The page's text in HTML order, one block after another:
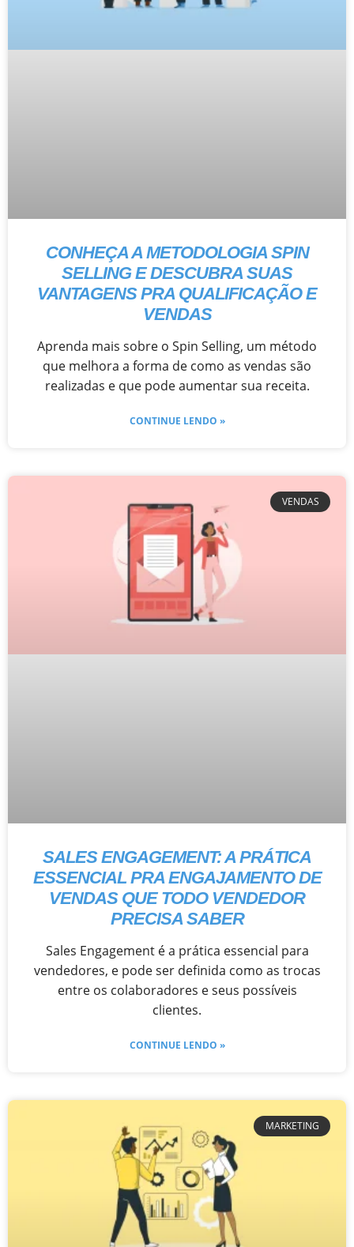
CONHEÇA A METODOLOGIA SPIN
SELLING E DESCUBRA SUAS
VANTAGENS PRA QUALIFICAÇÃO E
VENDAS
Aprenda mais sobre o Spin Selling, um método
que melhora a forma de como as vendas são
realizadas e que pode aumentar sua receita.
CONTINUE LENDO »
VENDAS
SALES ENGAGEMENT: A PRÁTICA
ESSENCIAL PRA ENGAJAMENTO DE
VENDAS QUE TODO VENDEDOR
PRECISA SABER
Sales Engagement é a prática essencial para
vendedores, e pode ser definida como as trocas
entre os colaboradores e seus possíveis
clientes.
CONTINUE LENDO »
MARKETING